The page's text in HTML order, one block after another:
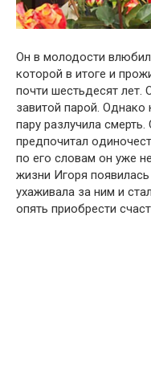
Он в молодости
которой в итоге и
почти шестьдесят лет.
зaвитой парой.
пару рaзлучила
предпочитал
по его словам он уже
жизни Игоря появилась
ухаживала за ним и
опять приобрести